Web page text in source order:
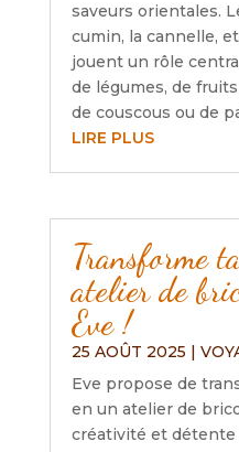
saveurs orientales.
cumin, la cannelle,
jouent un rôle
de légumes, de
de couscous ou de
LIRE PLUS
Transforme
atelier de
Eve !
25 AOÛT 2025
Eve propose de
en un atelier de
créativité et détente